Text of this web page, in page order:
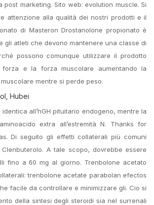
post marketing. Sito web: evolution muscle. Si
attenzione alla qualità dei nostri prodotti e il
di Masteron Drostanolone propionato è
gli atleti che devono mantenere una classe di
possono comunque utilizzare il prodotto
e la forza muscolare aumentando la
mentre si perde peso.
Hubei
all’hGH pituitario endogeno, mentre la
extra all’estremità N. Thanks for
Di seguito gli effetti collaterali più comuni
Clenbuterolo. A tale scopo, dovrebbe essere
fino a 60 mg al giorno. Trenbolone acetato
trenbolone acetate parabolan efectos
facile da controllare e minimizzare gli. Cio si
della sintesi degli steroidi sia nel surrenali